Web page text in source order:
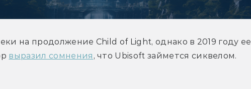
на продолжение Child of Light, однако в 2019 году ее
выразил сомнения , что Ubisoft займется сиквелом.